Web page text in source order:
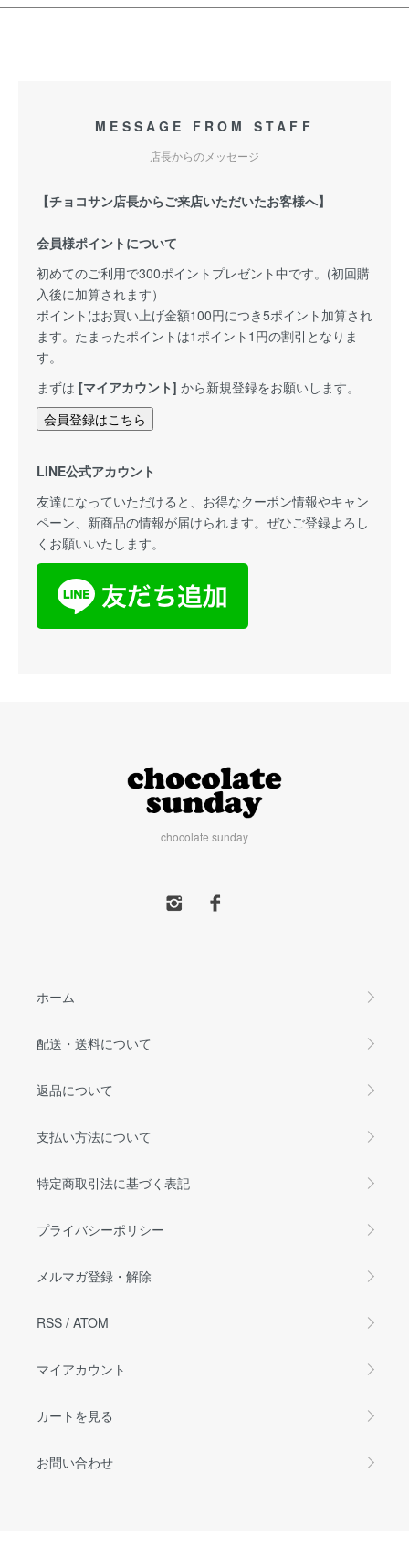
MESSAGE FROM STAFF
店長からのメッセージ
【チョコサン店長からご来店いただいたお客様へ】
会員様ポイントについて
初めてのご利用で300ポイントプレゼント中です。(初回購
入後に加算されます）
ポイントはお買い上げ金額100円につき5ポイント加算され
ます。たまったポイントは1ポイント1円の割引となりま
す。
まずは [マイアカウント] から新規登録をお願いします。
会員登録はこちら
LINE公式アカウント
友達になっていただけると、お得なクーポン情報やキャン
ペーン、新商品の情報が届けられます。ぜひご登録よろし
くお願いいたします。
chocolate sunday
ホーム
配送・送料について
返品について
支払い方法について
特定商取引法に基づく表記
プライバシーポリシー
メルマガ登録・解除
RSS / ATOM
マイアカウント
カートを見る
お問い合わせ